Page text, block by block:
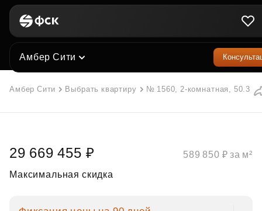
Амбер Сити
Амбер Сити Выбрать квартиру № 1560, 2-комнатная, 50.3 м²
29 669 455 ₽
Максимальная скидка
589 850 ₽ за м²